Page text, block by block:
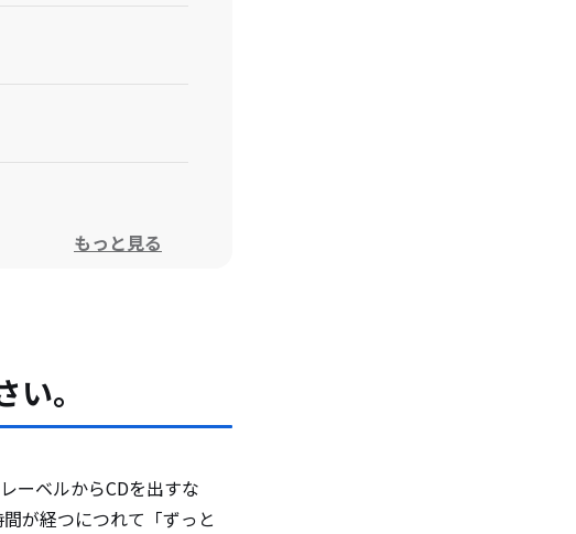
もっと見る
。
ーベルからCDを出すな
が経つにつれて「ずっと